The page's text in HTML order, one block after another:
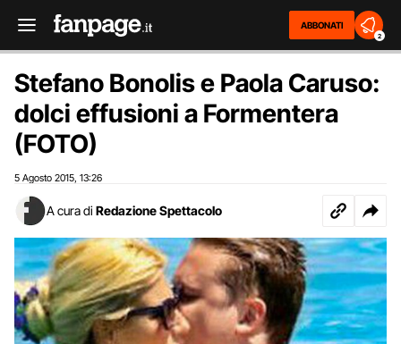
ABBONATI
2
Stefano Bonolis e Paola Caruso:
dolci effusioni a Formentera
(FOTO)
5 Agosto 2015 13:26
A cura di Redazione Spettacolo